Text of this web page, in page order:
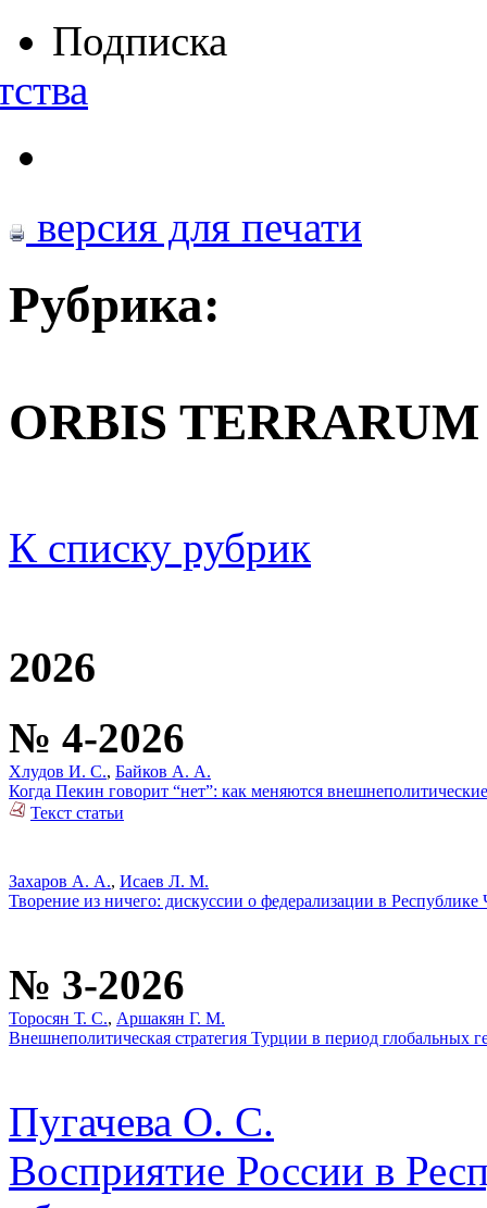
Подписка
версия для печати
Рубрика:
ORBIS TERRARUM
К списку рубрик
2026
№ 4-2026
Хлудов И. С., Байков А. А.
Когда Пекин говорит “нет”: как меняются
Текст статьи
Захаров А. А., Исаев Л. М.
Творение из ничего: дискуссии о федерализации в Республике
№ 3-2026
Торосян Т. С., Аршакян Г. М.
Внешнеполитическая стратегия Турции в период глобальных
Пугачева О. С.
Восприятие России в